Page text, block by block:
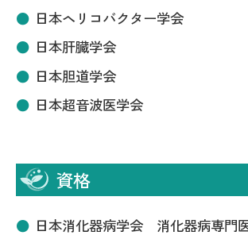
日本ヘリコバクター学会
日本肝臓学会
日本胆道学会
日本超音波医学会
資格
日本消化器病学会 消化器病専門